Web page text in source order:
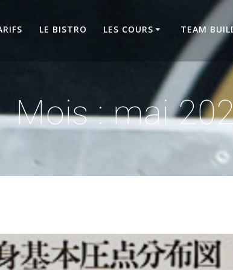
LE BISTRO LES COURS TEAM
Mois :mai